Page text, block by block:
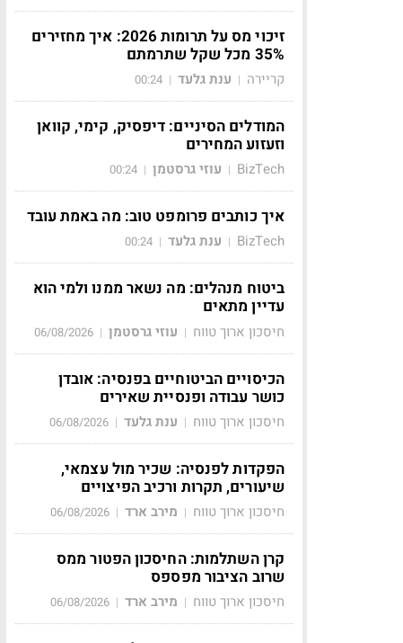
זיכוי מס על תרומות 2026: איך מחזירים
35% מכל שקל שתרמתם
קריירה | ענת גלעד |
00:24
המודלים הסיניים: דיפסיק, קימי, קוואן
וזעזוע המחירים
BizTech
| עוזי גרסטמן |
00:24
איך כותבים פרומפט טוב: מה באמת עובד
BizTech
| ענת גלעד |
00:24
ביטוח מנהלים: מה נשאר ממנו ולמי הוא
עדיין מתאים
חיסכון ארוך טווח | עוזי גרסטמן |
06/08/2026
הכיסויים הביטוחיים בפנסיה: אובדן
כושר עבודה ופנסיית שאירים
חיסכון ארוך טווח | ענת גלעד |
06/08/2026
הפקדות לפנסיה: שכיר מול עצמאי,
שיעורים, תקרות ורכיב הפיצויים
חיסכון ארוך טווח | מירב ארד |
06/08/2026
קרן השתלמות: החיסכון הפטור ממס
שרוב הציבור מפספס
חיסכון ארוך טווח | מירב ארד |
06/08/2026